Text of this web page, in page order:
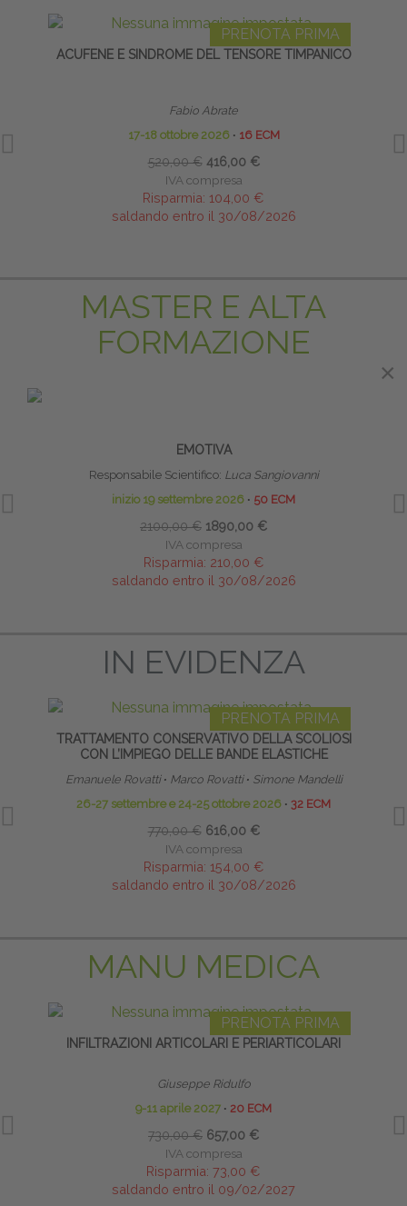
PRENOTA PRIMA
ACUFENE E SINDROME DEL TENSORE TIMPANICO
Fabio Abrate
17-18 ottobre 2026 ∙ 16 ECM
520,00 € 416,00 €
IVA compresa
Risparmia: 104,00 €
saldando entro il 30/08/2026
MASTER E ALTA
FORMAZIONE
EMOTIVA
Responsabile Scientifico: Luca Sangiovanni
inizio 19 settembre 2026 ∙ 50 ECM
2100,00 € 1890,00 €
IVA compresa
Risparmia: 210,00 €
saldando entro il 30/08/2026
IN EVIDENZA
PRENOTA PRIMA
TRATTAMENTO CONSERVATIVO DELLA SCOLIOSI
CON L’IMPIEGO DELLE BANDE ELASTICHE
Emanuele Rovatti ∙ Marco Rovatti ∙ Simone Mandelli
26-27 settembre e 24-25 ottobre 2026 ∙ 32 ECM
770,00 € 616,00 €
IVA compresa
Risparmia: 154,00 €
saldando entro il 30/08/2026
MANU MEDICA
PRENOTA PRIMA
INFILTRAZIONI ARTICOLARI E PERIARTICOLARI
Giuseppe Ridulfo
9-11 aprile 2027 ∙ 20 ECM
730,00 € 657,00 €
IVA compresa
Risparmia: 73,00 €
saldando entro il 09/02/2027
×
×